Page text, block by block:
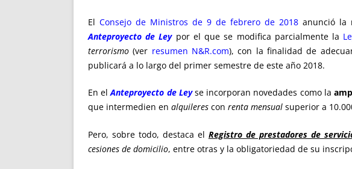
El Consejo de Ministros de 9 de febrero de 2018anunció la
Anteproyecto de Leypor el que se modifica parcialmente la
terrorismo (ver resumen N&R.com), con la finalidad de
publicará a lo largo del primer semestre de este año 2018.
En elAnteproyecto de Ley se incorporan novedades como la
que intermedien en alquileres con renta mensual superior a
Pero, sobre todo, destaca el Registro de prestadores de
cesiones de domicilio, entre otras y la obligatoriedad de su